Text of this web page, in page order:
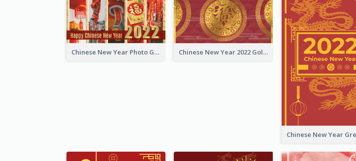
Chinese New Year Photo Greeting Card Chinese New Year 2022 Golden Greeting Card